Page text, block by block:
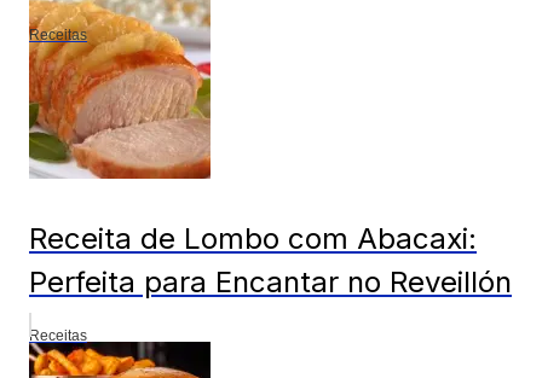
Receitas
Receita de Lombo com Abacaxi:
Perfeita para Encantar no Reveillón
Receitas